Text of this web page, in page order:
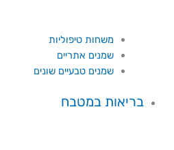
משחות טיפוליות
שמנים אתריים
שמנים טבעיים שונים
בריאות במטבח